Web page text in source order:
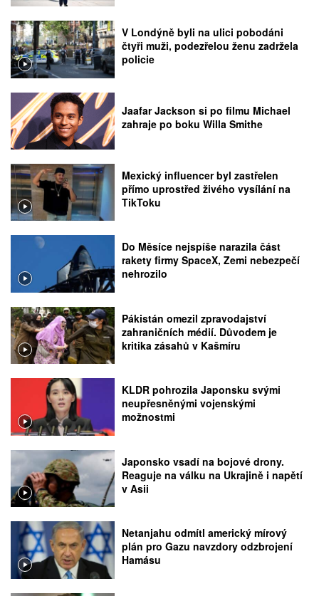
V Londýně byli na ulici pobodáni
čtyři muži, podezřelou ženu zadržela
policie
Jaafar Jackson si po filmu Michael
zahraje po boku Willa Smithe
Mexický influencer byl zastřelen
přímo uprostřed živého vysílání na
TikToku
Do Měsíce nejspíše narazila část
rakety firmy SpaceX, Zemi nebezpečí
nehrozilo
Pákistán omezil zpravodajství
zahraničních médií. Důvodem je
kritika zásahů v Kašmíru
KLDR pohrozila Japonsku svými
neupřesněnými vojenskými
možnostmi
Japonsko vsadí na bojové drony.
Reaguje na válku na Ukrajině i napětí
v Asii
Netanjahu odmítl americký mírový
plán pro Gazu navzdory odzbrojení
Hamásu